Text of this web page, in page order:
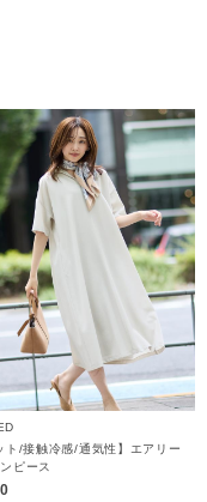
ト/接触冷感/通気性】エアリー
ピース